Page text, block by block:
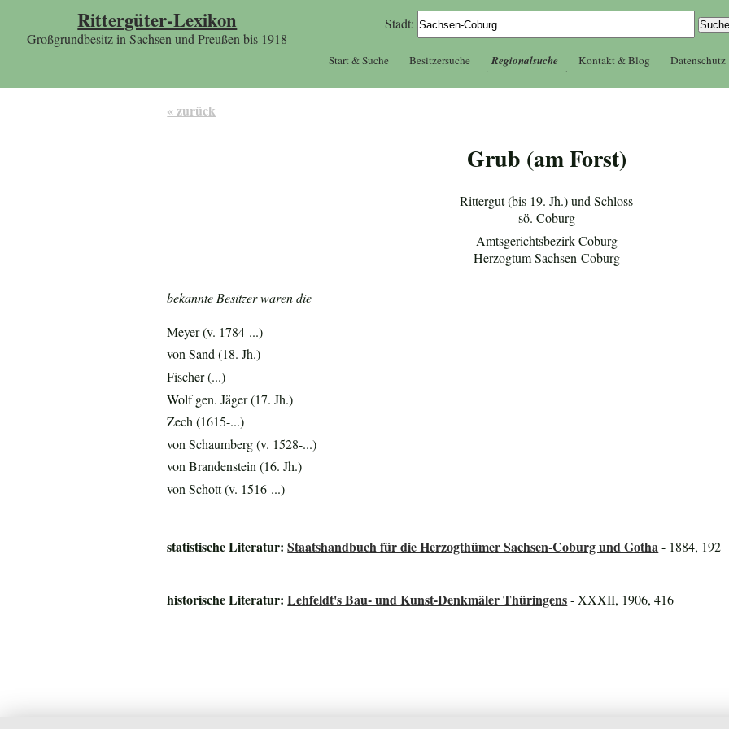
Rittergüter-Lexikon
Großgrundbesitz in Sachsen und Preußen bis 1918
Stadt:
Start & Suche Besitzersuche Regionalsuche Kontakt & Blog Datenschutz
« zurück
Grub (am Forst)
Rittergut (bis 19. Jh.) und Schloss
sö. Coburg
Amtsgerichtsbezirk Coburg
Herzogtum Sachsen-Coburg
bekannte Besitzer waren die
Meyer (v. 1784-...)
von Sand (18. Jh.)
Fischer (...)
Wolf gen. Jäger (17. Jh.)
Zech (1615-...)
von Schaumberg (v. 1528-...)
von Brandenstein (16. Jh.)
von Schott (v. 1516-...)
statistische Literatur:Staatshandbuch für die Herzogthümer Sachsen-Coburg und Gotha- 1884, 192
historische Literatur:Lehfeldt's Bau- und Kunst-Denkmäler Thüringens- XXXII, 1906, 416